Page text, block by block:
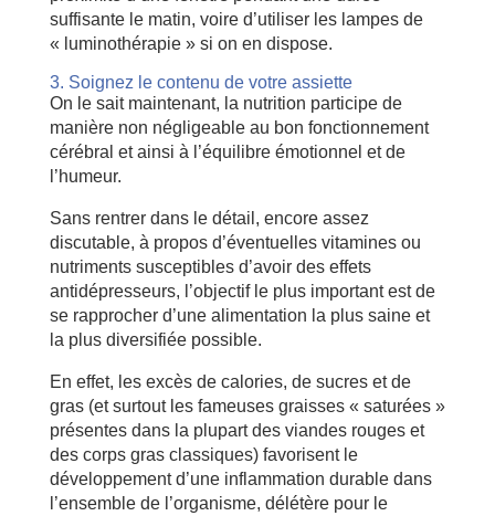
suffisante le matin, voire d’utiliser les lampes de
« luminothérapie » si on en dispose.
3. Soignez le contenu de votre assiette
On le sait maintenant, la nutrition participe de
manière non négligeable au bon fonctionnement
cérébral et ainsi à l’équilibre émotionnel et de
l’humeur.
Sans rentrer dans le détail, encore assez
discutable, à propos d’éventuelles vitamines ou
nutriments susceptibles d’avoir des effets
antidépresseurs, l’objectif le plus important est de
se rapprocher d’une alimentation la plus saine et
la plus diversifiée possible.
En effet, les excès de calories, de sucres et de
gras (et surtout les fameuses graisses « saturées »
présentes dans la plupart des viandes rouges et
des corps gras classiques) favorisent le
développement d’une inflammation durable dans
l’ensemble de l’organisme, délétère pour le